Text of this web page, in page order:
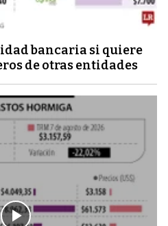
bancaria si quiere
de otras entidades